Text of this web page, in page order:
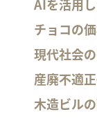
AIを活用
チョコの
現代社会
産廃不適
木造ビル